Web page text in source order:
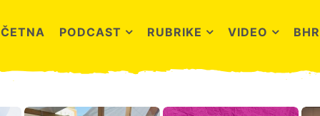
PODCAST RUBRIKE VIDEO